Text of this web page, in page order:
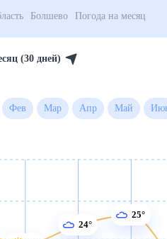
область Болшево Погода
месяц (30 дней)
Фев Мар Апр Май
24°
25°